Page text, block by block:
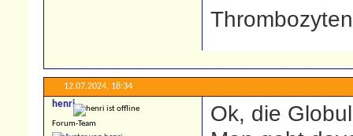
12.07.2024, 18:34
henri
Forum-Team
Ok, die